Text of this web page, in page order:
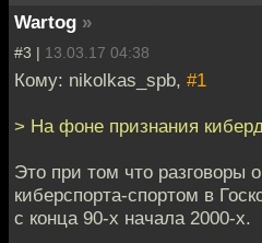
Wartog »
#3 | 13.03.17 04:38
Кому: nikolkas_spb, #1
> На фоне признания
Это при том что разговоры
киберспорта-спортом в
с конца 90-х начала 2000-х.